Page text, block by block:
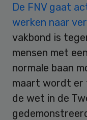
De FNV gaat
werken naar
vakbond is
mensen met
normale baan
maart wordt er
de wet in de